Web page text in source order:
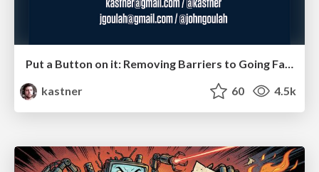
Put a Button on it: Removing Barriers to Going Fast.
kastner
60 4.5k